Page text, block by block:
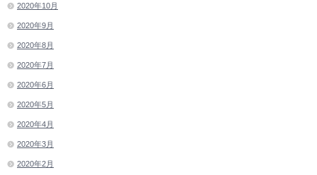
2020年10月
2020年9月
2020年8月
2020年7月
2020年6月
2020年5月
2020年4月
2020年3月
2020年2月